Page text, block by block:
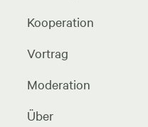
Kooperation
Vortrag
Moderation
Über